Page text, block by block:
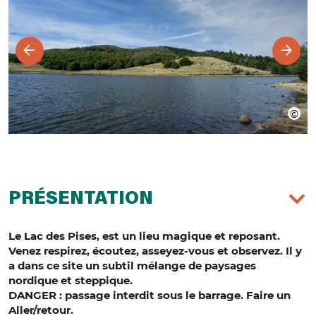
PRÉSENTATION
Le Lac des Pises, est un lieu magique et reposant.
Venez respirez, écoutez, asseyez-vous et observez. Il y
a dans ce site un subtil mélange de paysages
nordique et steppique.
DANGER : passage interdit sous le barrage. Faire un
Aller/retour.